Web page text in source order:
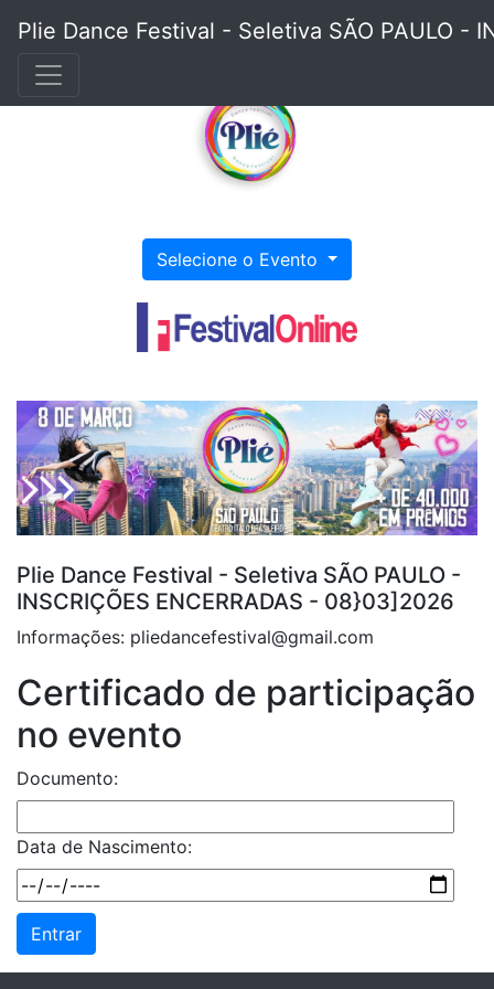
Plie Dance Festival - Seletiva SÃO PAULO -
Selecione o Evento
Plie Dance Festival - Seletiva SÃO PAULO -
INSCRIÇÕES ENCERRADAS - 08}03]2026
Informações: pliedancefestival@gmail.com
Certificado de participação
no evento
Documento:
Data de Nascimento: